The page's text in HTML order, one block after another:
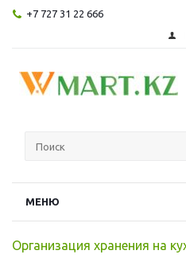
+7 727 31 22 666
МЕНЮ
Организация хранения на